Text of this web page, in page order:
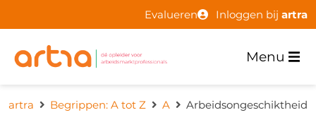
Evalueren Inloggen bij artra
Menu
artra Begrippen: A tot Z A Arbeidsongeschiktheid